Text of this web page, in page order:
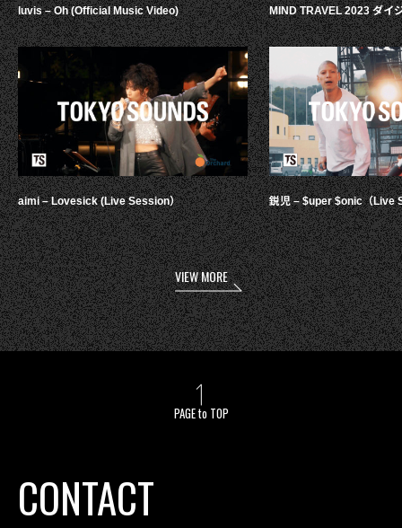
luvis – Oh (Official Music Video)
aimi – Lovesick (Live Session）
MIND TRAVEL 2023 ダイ
鋭児 – $uper $onic（Live
VIEW MORE
PAGE to TOP
CONTACT